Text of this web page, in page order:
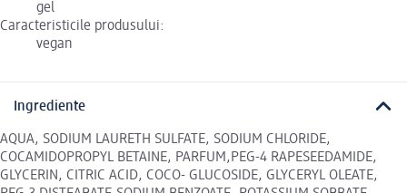
gel
Caracteristicile produsului:
vegan
Ingrediente
AQUA, SODIUM LAURETH SULFATE, SODIUM CHLORIDE,
COCAMIDOPROPYL BETAINE, PARFUM,PEG-4 RAPESEEDAMIDE,
GLYCERIN, CITRIC ACID, COCO- GLUCOSIDE, GLYCERYL OLEATE,